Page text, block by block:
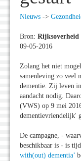
Nieuws ->
Bron: Rijksoverheid
09-05-2016
Zolang het niet
samenleving zo veel
dementie. Zij leven
aandacht nodig.
(VWS) op 9 mei
dementievriendelijk'
De campagne, -
beschikbaar is - is
with(out) dementia’